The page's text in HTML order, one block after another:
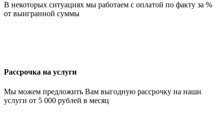
В некоторых ситуациях мы работаем с оплатой по факту за %
от выигранной суммы
Рассрочка на услуги
Мы можем предложить Вам выгодную рассрочку на наши
услуги от 5 000 рублей в месяц